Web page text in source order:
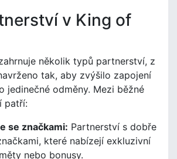
v King of
několik typů partnerství, z
tak, aby zvýšilo zapojení
jedinečné odměny. Mezi běžné
patří:
se značkami: Partnerství s dobře
které nabízejí exkluzivní
nebo bonusy.